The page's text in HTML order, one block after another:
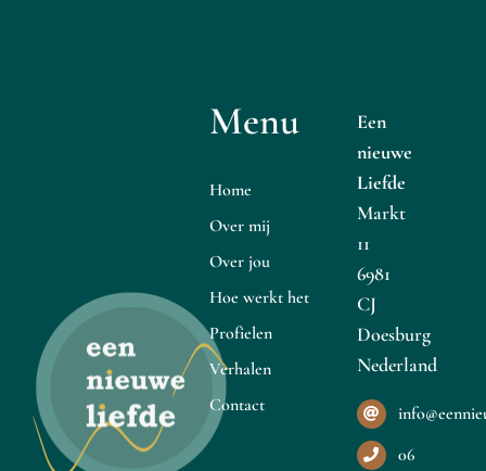
Menu
Home
Over mij
Over jou
Hoe werkt het
Profielen
Verhalen
Contact
Een
nieuwe
Liefde
Markt
11
6981
CJ
Doesburg
Nederland
06